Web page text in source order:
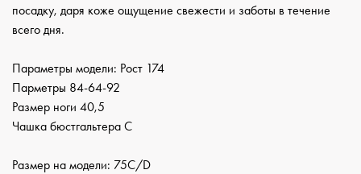
посадку, даря коже ощущение свежести и заботы в течение
всего дня.
Параметры модели: Рост 174
Парметры 84-64-92
Размер ноги 40,5
Чашка бюстгальтера С
Размер на модели: 75C/D